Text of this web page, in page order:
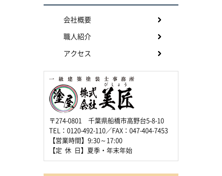
会社概要
職人紹介
アクセス
〒274-0801 千葉県船橋市高野台5-8-10
TEL：0120-492-110／FAX：047-404-7453
【営業時間】9:30～17:00
【定 休 日】夏季・年末年始